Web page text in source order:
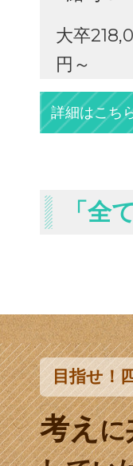
大卒
円～
詳細はこち
「全
目指せ！
考えに